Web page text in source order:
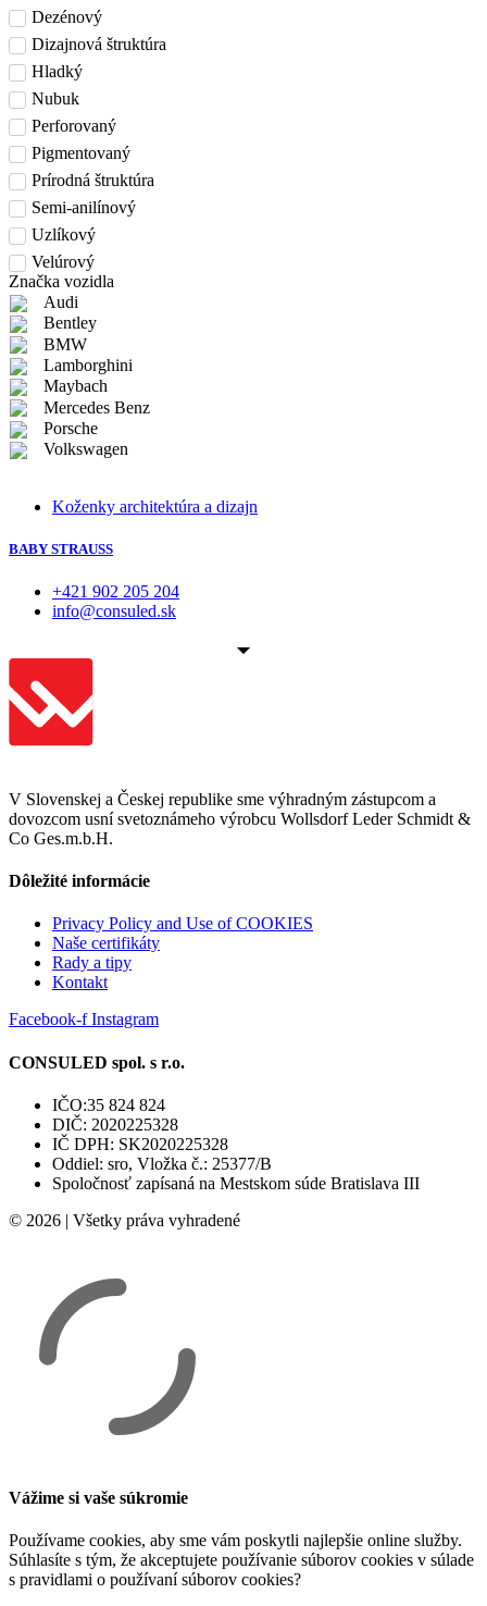
Dezénový
Dizajnová štruktúra
Hladký
Nubuk
Perforovaný
Pigmentovaný
Prírodná štruktúra
Semi-anilínový
Uzlíkový
Velúrový
Značka vozidla
Audi
Bentley
BMW
Lamborghini
Maybach
Mercedes Benz
Porsche
Volkswagen
Koženky architektúra a dizajn
BABY STRAUSS
+421 902 205 204
info@consuled.sk
V Slovenskej a Českej republike sme výhradným zástupcom a
dovozcom usní svetoznámeho výrobcu Wollsdorf Leder Schmidt &
Co Ges.m.b.H.
Dôležité informácie
Privacy Policy and Use of COOKIES
Naše certifikáty
Rady a tipy
Kontakt
Facebook-f Instagram
CONSULED spol. s r.o.
IČO:35 824 824
DIČ: 2020225328
IČ DPH: SK2020225328
Oddiel: sro, Vložka č.: 25377/B
Spoločnosť zapísaná na Mestskom súde Bratislava III
© 2026 | Všetky práva vyhradené
Vážime si vaše súkromie
Používame cookies, aby sme vám poskytli najlepšie online služby.
Súhlasíte s tým, že akceptujete používanie súborov cookies v súlade
s pravidlami o používaní súborov cookies?